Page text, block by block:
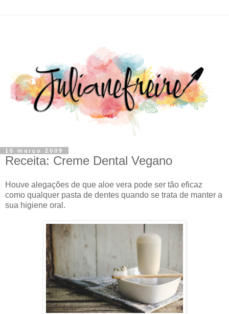
15 março 2009
Receita: Creme Dental Vegano
Houve alegações de que aloe vera pode ser tão eficaz
como qualquer pasta de dentes quando se trata de manter a
sua higiene oral.